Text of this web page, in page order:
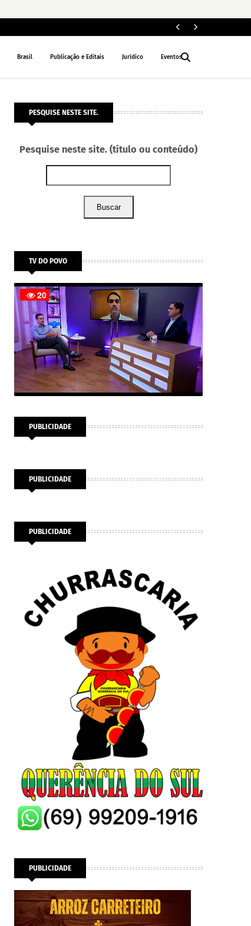
Brasil Publicação e Editais Jurídico Eventos
PESQUISE NESTE SITE.
Pesquise neste site. (título ou conteúdo)
Buscar
TV DO POVO
PUBLICIDADE
PUBLICIDADE
PUBLICIDADE
PUBLICIDADE